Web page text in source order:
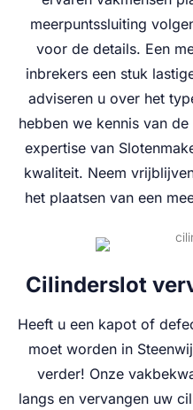
meerpuntssluiting
voor de details. Een
inbrekers een stuk
adviseren u over het
hebben we kennis van
expertise van
kwaliteit. Neem
het plaatsen van een
Cilinderslot
Heeft u een kapot of
moet worden in
verder! Onze
langs en vervangen uw